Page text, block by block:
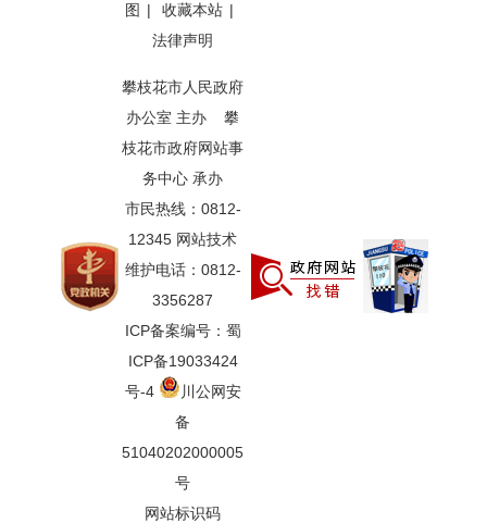
图 | 收藏本站 |
法律声明
攀枝花市人民政府
办公室 主办 攀
枝花市政府网站事
务中心 承办
市民热线：0812-
12345 网站技术
维护电话：0812-
3356287
ICP备案编号：蜀
ICP备19033424
号-4
川公网安
备
51040202000005
号
网站标识码